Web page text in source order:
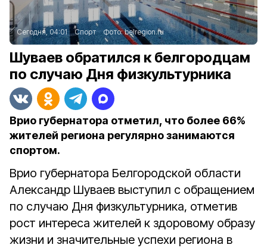
Сегодня, 04:01 Спорт Фото:belregion.ru
Шуваев обратился к белгородцам
по случаю Дня физкультурника
Врио губернатора отметил, что более 66%
жителей региона регулярно занимаются
спортом.
Врио губернатора Белгородской области
Александр Шуваев выступил с обращением
по случаю Дня физкультурника, отметив
рост интереса жителей к здоровому образу
жизни и значительные успехи региона в